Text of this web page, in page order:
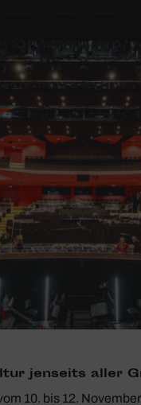
jenseits aller
10. bis 12.